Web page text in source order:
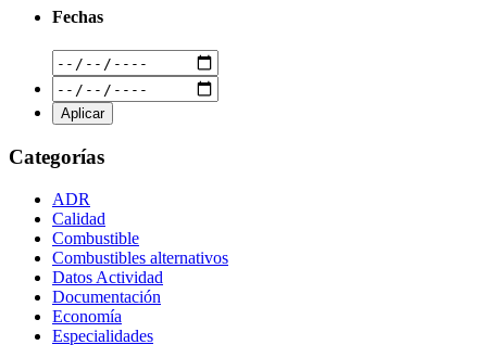
Fechas
Categorías
ADR
Calidad
Combustible
Combustibles alternativos
Datos Actividad
Documentación
Economía
Especialidades